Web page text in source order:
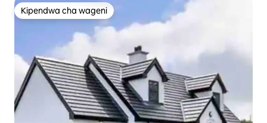
Kipendwa cha wageni
Kipendwa cha wageni